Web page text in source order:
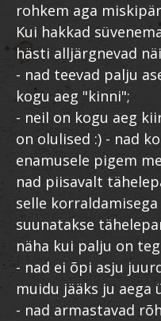
rohkem aga
Kui hakkad
hästi alljärgnevad
- nad teevad palju
kogu aeg "kinni";
- neil on kogu aeg
on olulised :) - nad
enamusele pigem
nad piisavalt
selle
suunatakse
näha kui palju on
- nad ei õpi asju
muidu jääks ju aega
- nad armastavad